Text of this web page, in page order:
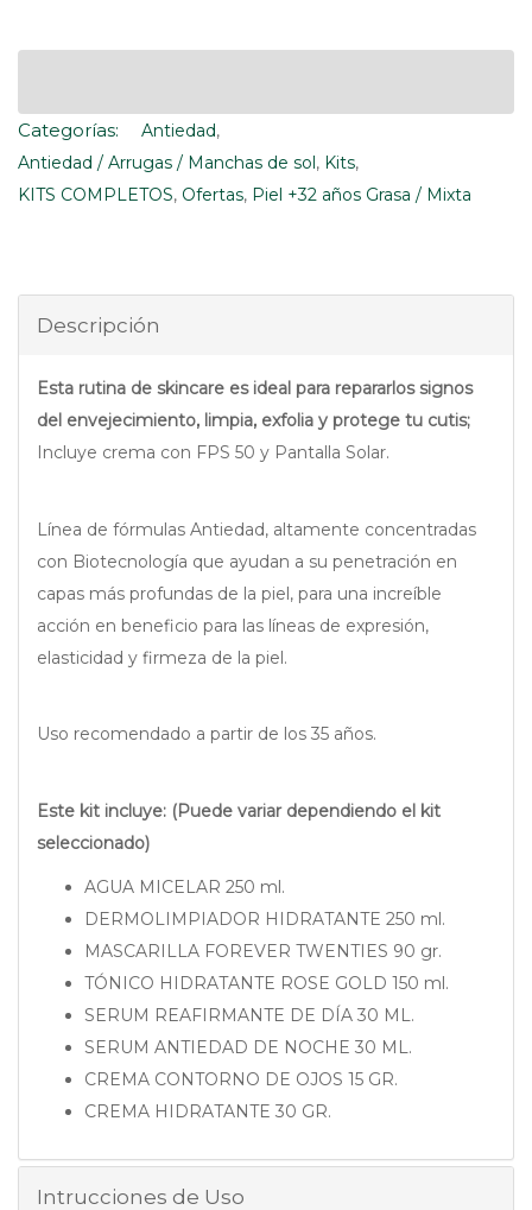
Categorías: Antiedad,
Antiedad / Arrugas / Manchas de sol, Kits,
KITS COMPLETOS, Ofertas, Piel +32 años Grasa / Mixta
Descripción
Esta rutina de skincare es ideal para repararlos signos
del envejecimiento, limpia, exfolia y protege tu cutis;
Incluye crema con FPS 50 y Pantalla Solar.
Línea de fórmulas Antiedad, altamente concentradas
con Biotecnología que ayudan a su penetración en
capas más profundas de la piel, para una increíble
acción en beneficio para las líneas de expresión,
elasticidad y firmeza de la piel.
Uso recomendado a partir de los 35 años.
Este kit incluye: (Puede variar dependiendo el kit
seleccionado)
AGUA MICELAR 250 ml.
DERMOLIMPIADOR HIDRATANTE 250 ml.
MASCARILLA FOREVER TWENTIES 90 gr.
TÓNICO HIDRATANTE ROSE GOLD 150 ml.
SERUM REAFIRMANTE DE DÍA 30 ML.
SERUM ANTIEDAD DE NOCHE 30 ML.
CREMA CONTORNO DE OJOS 15 GR.
CREMA HIDRATANTE 30 GR.
Intrucciones de Uso